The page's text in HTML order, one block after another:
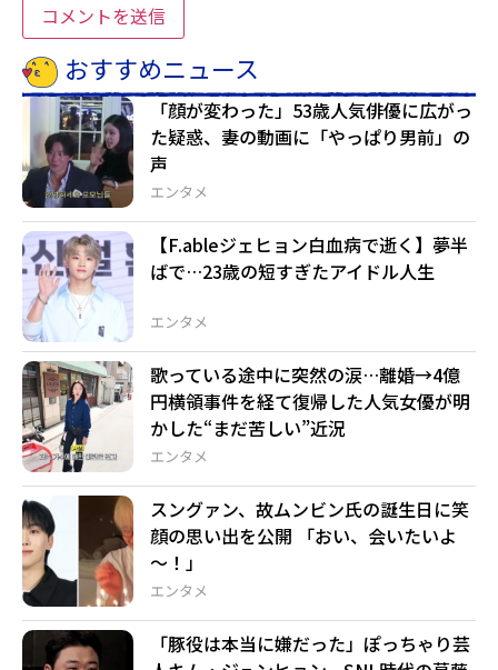
おすすめニュース
エンタメ
「顔が変わった」53歳人気俳優に広がっ
た疑惑、妻の動画に「やっぱり男前」の
声
エンタメ
【F.ableジェヒョン白血病で逝く】夢半
ばで…23歳の短すぎたアイドル人生
エンタメ
歌っている途中に突然の涙…離婚→4億
円横領事件を経て復帰した人気女優が明
かした“まだ苦しい”近況
エンタメ
スングァン、故ムンビン氏の誕生日に笑
顔の思い出を公開 「おい、会いたいよ
～！」
「豚役は本当に嫌だった」ぽっちゃり芸